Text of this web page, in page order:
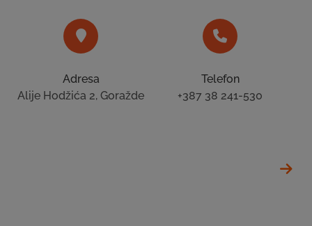
Adresa
Alije Hodžića 2, Goražde
Telefon
+387 38 241-530